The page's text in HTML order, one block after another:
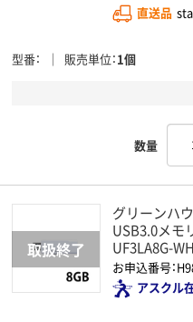
直送品
型番 販売単位 1個
数量
グリーンハ
USB3.0メモ
UF3LA8G-
お申込番号：
アスクル